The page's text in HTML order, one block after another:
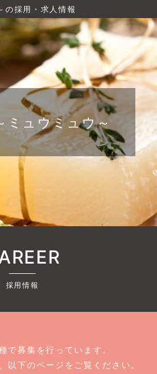
採用・求人情報
ュウミュウ～
採用情報
で募集を行っています。
以下のページをご覧ください。